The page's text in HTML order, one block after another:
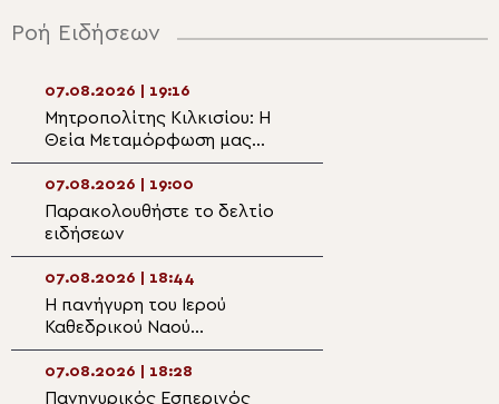
Ροή Ειδήσεων
07.08.2026 | 19:16
Μητροπολίτης Κιλκισίου: Η
Θεία Μεταμόρφωση μας
καλεί να μεταμορφώσουμε
τη ζωή μας
07.08.2026 | 19:00
Παρακολουθήστε το δελτίο
ειδήσεων
07.08.2026 | 18:44
Η πανήγυρη του Ιερού
Καθεδρικού Ναού
Μεταμορφώσεως του
Σωτήρος στο Αρκαλοχώρι
07.08.2026 | 18:28
Πανηγυρικός Εσπερινός